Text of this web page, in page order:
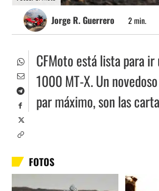
Jorge R. Guerrero 2 min.
CFMoto está lista para
1000 MT-X. Un
par máximo, son las
FOTOS